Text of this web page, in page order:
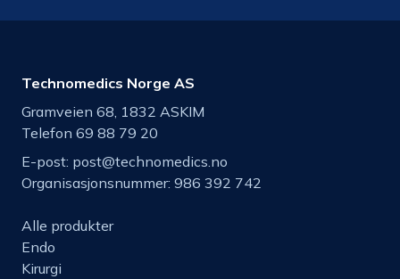
Technomedics Norge AS
Gramveien 68, 1832 ASKIM
Telefon 69 88 79 20
E-post: post@technomedics.no
Organisasjonsnummer: 986 392 742
Alle produkter
Endo
Kirurgi